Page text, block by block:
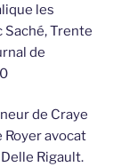
les
Trente
de
de Craye
Royer avocat
Rigault.